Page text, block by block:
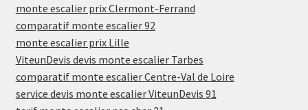
monte escalier prix Clermont-Ferrand
comparatif monte escalier 92
monte escalier prix Lille
ViteunDevis devis monte escalier Tarbes
comparatif monte escalier Centre-Val de Loire
service devis monte escalier ViteunDevis 91